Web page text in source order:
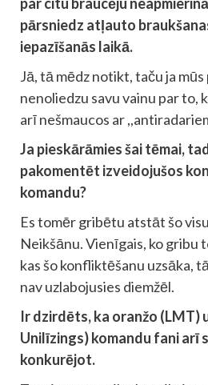
pārsniedz atļauto
iepazīšanās laikā.
Jā, tā mēdz notikt, taču ja
nenoliedzu savu vainu par to,
arī nešmaucos ar
Ja pieskārāmies šai tēmai,
pakomentēt izveidojušos
komandu?
Es tomēr gribētu atstāt šo
Neikšānu. Vienīgais, ko gribu
kas šo konfliktēšanu uzsāka,
nav uzlabojusies diemžēl.
Ir dzirdēts, ka oranžo (LMT)
Unilīzings) komandu fani arī
konkurējot.